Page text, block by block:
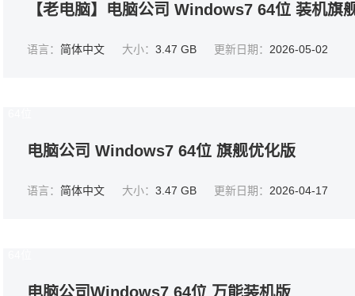
【老电脑】电脑公司 Windows7 64位 装机旗
语言： 简体中文 大小： 3.47 GB 更新日期： 2026-05-02
电脑公司 Windows7 64位 旗舰优化版
语言： 简体中文 大小： 3.47 GB 更新日期： 2026-04-17
电脑公司Windows7 64位 万能装机版